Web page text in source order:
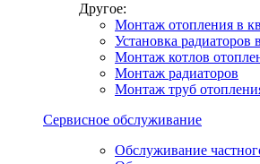
Другое:
Монтаж отопления в
Установка радиаторов
Монтаж котлов
Монтаж радиаторов
Монтаж труб
Сервисное обслуживание
Обслуживание